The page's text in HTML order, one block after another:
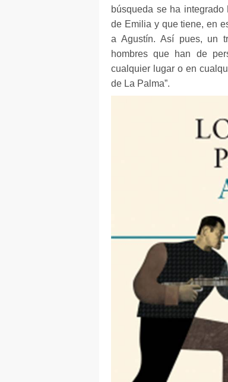
búsqueda se ha
de Emilia y que tiene, en
a Agustín. Así pues, un
hombres que han de
cualquier lugar o en
de La Palma”.